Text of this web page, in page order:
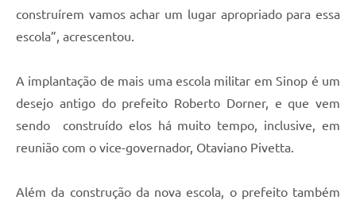
construírem vamos achar um lugar apropriado para essa
escola”, acrescentou.
A implantação de mais uma escola militar em Sinop é um
desejo antigo do prefeito Roberto Dorner, e que vem
sendo construído elos há muito tempo, inclusive, em
reunião com o vice-governador, Otaviano Pivetta.
Além da construção da nova escola, o prefeito também